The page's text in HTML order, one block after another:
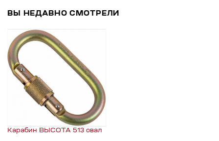
ВЫ НЕДАВНО СМОТРЕЛИ
Карабин ВЫСОТА 513 овал